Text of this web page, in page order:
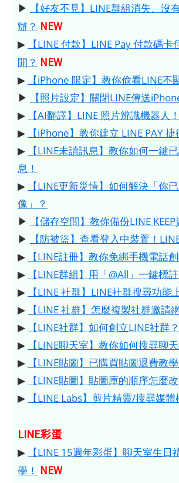
▶
【好友不見】LINE群組消失、沒
辦？ NEW
▶
【LINE 付款】LINE Pay 付款碼卡
開？ NEW
▶
【iPhone 限定】教你偷看LINE不
▶
【照片設定】關閉LINE傳送
▶
【AI翻譯】LINE 照片辨識機器人！
▶
【iPhone】教你建立 LINE PAY 捷
▶
【LINE未讀訊息】教你如何一鍵
息！
▶
【LINE更新災情】如何解決「你
像」？
▶
【儲存空間】教你備份LINE KEEP
▶
【防被盜】查看登入中裝置！
▶
【LINE註冊】教你免綁手機電話創
▶
【LINE群組】用「@All」一鍵標
▶
【LINE 社群】LINE社群搜尋功能
▶
【LINE 社群】怎麼複製社群邀請
▶
【LINE社群】如何創立LINE社群
▶
【LINE聊天室】教你如何搜尋聊天
▶
【LINE貼圖】已購買貼圖退費教學
▶
【LINE貼圖】貼圖庫的順序怎麼改
▶
【LINE Labs】剪片精靈/搜尋媒
LINE彩蛋
▶
【LINE 15週年彩蛋】聊天室生日
學！ NEW